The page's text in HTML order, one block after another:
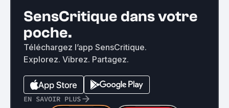
SensCritique dans votre
poche.
Téléchargez l’app SensCritique.
Explorez. Vibrez. Partagez.
EN SAVOIR PLUS